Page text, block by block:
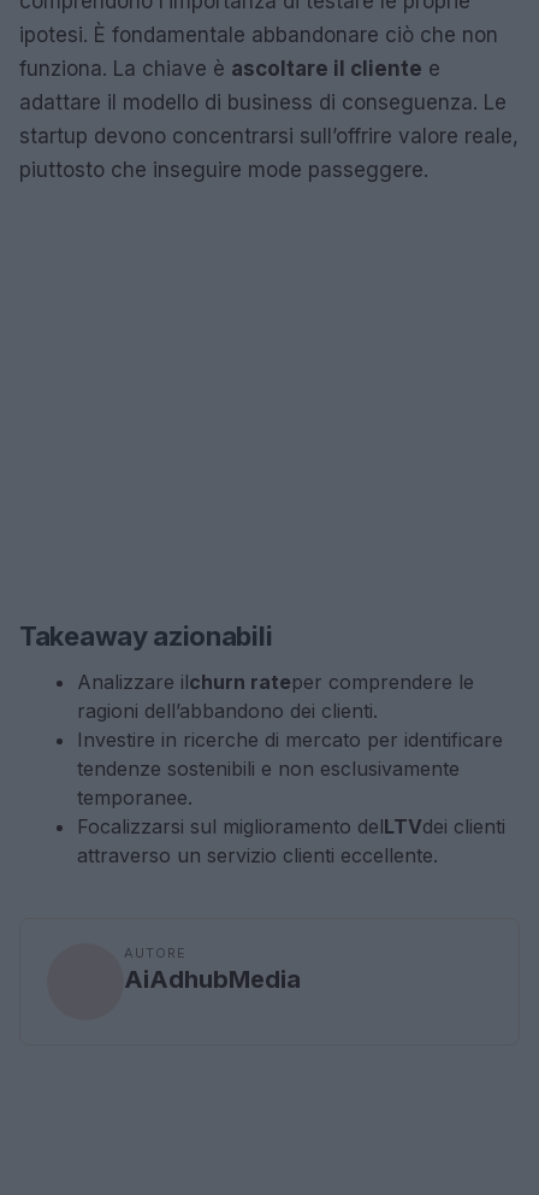
ipotesi. È fondamentale abbandonare ciò che non
funziona. La chiave è ascoltare il cliente e
adattare il modello di business di conseguenza. Le
startup devono concentrarsi sull’offrire valore reale,
piuttosto che inseguire mode passeggere.
Takeaway azionabili
Analizzare ilchurn rateper comprendere le
ragioni dell’abbandono dei clienti.
Investire in ricerche di mercato per identificare
tendenze sostenibili e non esclusivamente
temporanee.
Focalizzarsi sul miglioramento delLTVdei clienti
attraverso un servizio clienti eccellente.
AUTORE
AiAdhubMedia